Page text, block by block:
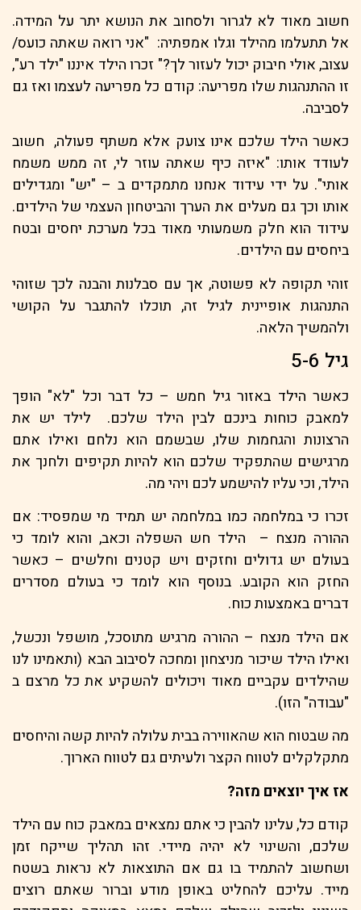
חשוב מאוד לא לגרור ולסחוב את הנושא יתר על המידה.
אל תתעלמו מהילד וגלו אמפתיה: "אני רואה שאתה כועס/
עצוב, אולי חיבוק יכול לעזור לך?" זכרו הילד איננו "ילד רע",
זו ההתנהגות שלו מפריעה: קודם כל מפריעה לעצמו ואז גם
לסביבה.
כאשר הילד שלכם אינו צועק אלא משתף פעולה, חשוב
לעודד אותו: "איזה כיף שאתה עוזר לי, זה ממש משמח
אותי". על ידי עידוד אנחנו מתמקדים ב – "יש" ומגדילים
אותו וכך גם מעלים את הערך והביטחון העצמי של הילדים.
עידוד הוא חלק משמעותי מאוד בכל מערכת יחסים ובטח
ביחסים עם הילדים.
זוהי תקופה לא פשוטה, אך עם סבלנות והבנה לכך שזוהי
התנהגות אופיינית לגיל זה, תוכלו להתגבר על הקושי
ולהמשיך הלאה.
גיל 5-6
כאשר הילד באזור גיל חמש – כל דבר וכל "לא" הופך
למאבק כוחות בינכם לבין הילד שלכם. לילד יש את
הרצונות והגחמות שלו, שבשמם הוא נלחם ואילו אתם
מרגישים שהתפקיד שלכם הוא להיות תקיפים ולחנך את
הילד, וכי עליו להישמע לכם ויהי מה.
זכרו כי במלחמה כמו במלחמה יש תמיד מי שמפסיד: אם
ההורה מנצח – הילד חש השפלה וכאב, והוא לומד כי
בעולם יש גדולים וחזקים ויש קטנים וחלשים – כאשר
החזק הוא הקובע. בנוסף הוא לומד כי בעולם מסדרים
דברים באמצעות כוח.
אם הילד מנצח – ההורה מרגיש מתוסכל, מושפל ונכשל,
ואילו הילד שיכור מניצחון ומחכה לסיבוב הבא (ותאמינו לנו
שהילדים עקביים מאוד ויכולים להשקיע את כל מרצם ב
"עבודה" הזו).
מה שבטוח הוא שהאווירה בבית עלולה להיות קשה והיחסים
מתקלקלים לטווח הקצר ולעיתים גם לטווח הארוך.
אז איך יוצאים מזה?
קודם כל, עלינו להבין כי אתם נמצאים במאבק כוח עם הילד
שלכם, והשינוי לא יהיה מיידי. זהו תהליך שייקח זמן
ושחשוב להתמיד בו גם אם התוצאות לא נראות בשטח
מייד. עליכם להחליט באופן מודע וברור שאתם רוצים